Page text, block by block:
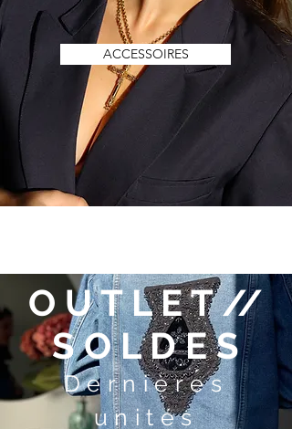
ACCESSOIRES
O U T L E T //
S O L D E S
Dernières
unités